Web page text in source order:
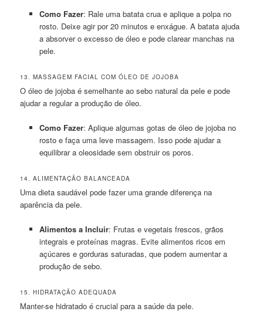
Como Fazer: Rale uma batata crua e aplique a polpa no
rosto. Deixe agir por 20 minutos e enxágue. A batata ajuda
a absorver o excesso de óleo e pode clarear manchas na
pele.
13. MASSAGEM FACIAL COM ÓLEO DE JOJOBA
O óleo de jojoba é semelhante ao sebo natural da pele e pode
ajudar a regular a produção de óleo.
Como Fazer: Aplique algumas gotas de óleo de jojoba no
rosto e faça uma leve massagem. Isso pode ajudar a
equilibrar a oleosidade sem obstruir os poros.
14. ALIMENTAÇÃO BALANCEADA
Uma dieta saudável pode fazer uma grande diferença na
aparência da pele.
Alimentos a Incluir: Frutas e vegetais frescos, grãos
integrais e proteínas magras. Evite alimentos ricos em
açúcares e gorduras saturadas, que podem aumentar a
produção de sebo.
15. HIDRATAÇÃO ADEQUADA
Manter-se hidratado é crucial para a saúde da pele.